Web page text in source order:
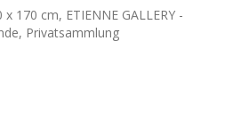
170 cm, ETIENNE GALLERY -
Privatsammlung